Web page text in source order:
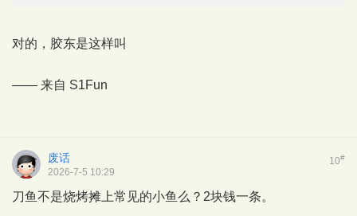
对的，胶东是这样叫
—— 来自 S1Fun
10#
废话
2026-7-5 10:29
刀鱼不是烧烤摊上常见的小鱼么？2块钱一条。